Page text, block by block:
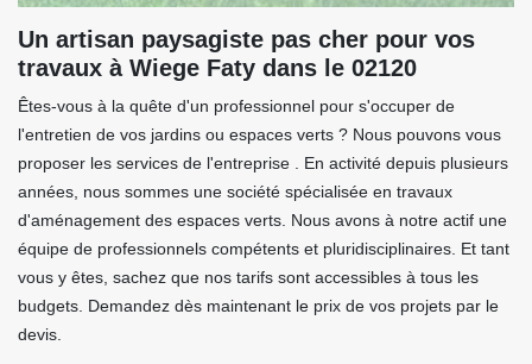
Un artisan paysagiste pas cher pour vos
travaux à Wiege Faty dans le 02120
Êtes-vous à la quête d'un professionnel pour s'occuper de
l'entretien de vos jardins ou espaces verts ? Nous pouvons vous
proposer les services de l'entreprise . En activité depuis plusieurs
années, nous sommes une société spécialisée en travaux
d'aménagement des espaces verts. Nous avons à notre actif une
équipe de professionnels compétents et pluridisciplinaires. Et tant
vous y êtes, sachez que nos tarifs sont accessibles à tous les
budgets. Demandez dès maintenant le prix de vos projets par le
devis.